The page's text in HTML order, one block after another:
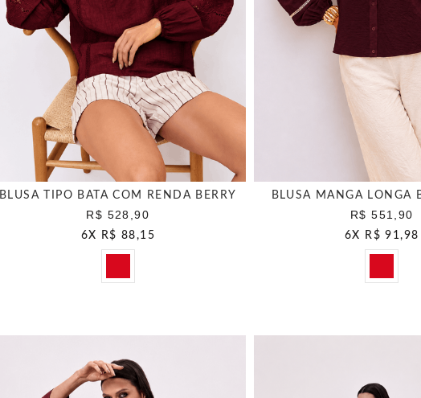
BLUSA TIPO BATA COM RENDA BERRY
R$ 528,90
6X R$ 88,15
BLUSA MANGA LONGA
R$ 551,90
6X R$ 91,98